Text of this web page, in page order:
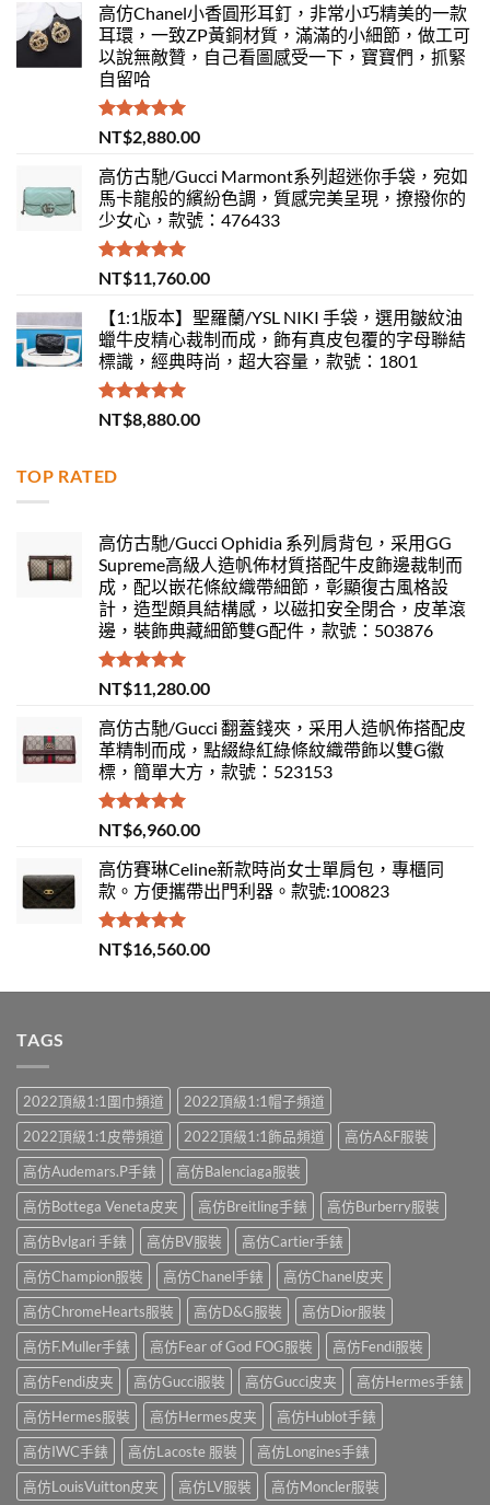
高仿Chanel小香圓形耳釘，非常小巧精美的一款
耳環，一致ZP黃銅材質，滿滿的小細節，做工可
以說無敵贊，自己看圖感受一下，寶寶們，抓緊
自留哈
評分 5.00
滿分 5
NT$2,880.00
高仿古馳/Gucci Marmont系列超迷你手袋，宛如
馬卡龍般的繽紛色調，質感完美呈現，撩撥你的
少女心，款號：476433
評分5.00
滿分 5
NT$11,760.00
【1:1版本】聖羅蘭/YSL NIKI 手袋，選用皺紋油
蠟牛皮精心裁制而成，飾有真皮包覆的字母聯結
標識，經典時尚，超大容量，款號：1801
評分 5.00
滿分 5
NT$8,880.00
TOP RATED
高仿古馳/Gucci Ophidia 系列肩背包，采用GG
Supreme高級人造帆佈材質搭配牛皮飾邊裁制而
成，配以嵌花條紋織帶細節，彰顯復古風格設
計，造型頗具結構感，以磁扣安全閉合，皮革滾
邊，裝飾典藏細節雙G配件，款號：503876
評分5.00
滿分 5
NT$11,280.00
高仿古馳/Gucci 翻蓋錢夾，采用人造帆佈搭配皮
革精制而成，點綴綠紅綠條紋織帶飾以雙G徽
標，簡單大方，款號：523153
評分 5.00
滿分 5
NT$6,960.00
高仿賽琳Celine新款時尚女士單肩包，專櫃同
款。方便攜帶出門利器。款號:100823
評分5.00
滿分 5
NT$16,560.00
TAGS
2022頂級1:1圍巾頻道
2022頂級1:1帽子頻道
2022頂級1:1皮帶頻道
2022頂級1:1飾品頻道
高仿A&F服裝
高仿Audemars.P手錶
高仿Balenciaga服裝
高仿Bottega Veneta皮夹
高仿Breitling手錶
高仿Burberry服裝
高仿Bvlgari 手錶
高仿BV服裝
高仿Cartier手錶
高仿Champion服裝
高仿Chanel手錶
高仿Chanel皮夹
高仿ChromeHearts服裝
高仿D&G服裝
高仿Dior服裝
高仿F.Muller手錶
高仿Fear of God FOG服裝
高仿Fendi服裝
高仿Fendi皮夹
高仿Gucci服裝 高仿Gucci皮夹
高仿Hermes手錶
高仿Hermes服裝
高仿Hermes皮夹
高仿Hublot手錶
高仿IWC手錶
高仿Lacoste 服裝
高仿Longines手錶
高仿LouisVuitton皮夹
高仿LV服裝 高仿Moncler服裝